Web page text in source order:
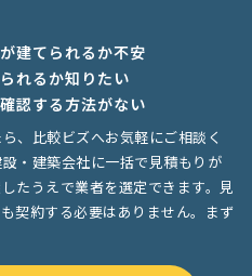
建てられるか不安
れるか知りたい
認する方法がない
、比較ビズへお気軽にご相談く
・建築会社に一括で見積もりが
たうえで業者を選定できます。見
契約する必要はありません。まず